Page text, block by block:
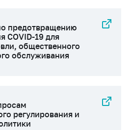
предотвращению
COVID-19 для
общественного
обслуживания
регулирования и